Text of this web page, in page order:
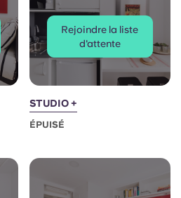
Rejoindre la liste
d'attente
STUDIO +
ÉPUISÉ